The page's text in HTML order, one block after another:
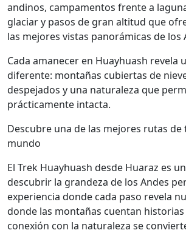
andinos, campamentos frente a
glaciar y pasos de gran altitud que
las mejores vistas panorámicas de los
Cada amanecer en Huayhuash revela
diferente: montañas cubiertas de
despejados y una naturaleza que
prácticamente intacta.
Descubre una de las mejores rutas
mundo
El Trek Huayhuash desde Huaraz es
descubrir la grandeza de los Andes
experiencia donde cada paso revela
donde las montañas cuentan historias
conexión con la naturaleza se